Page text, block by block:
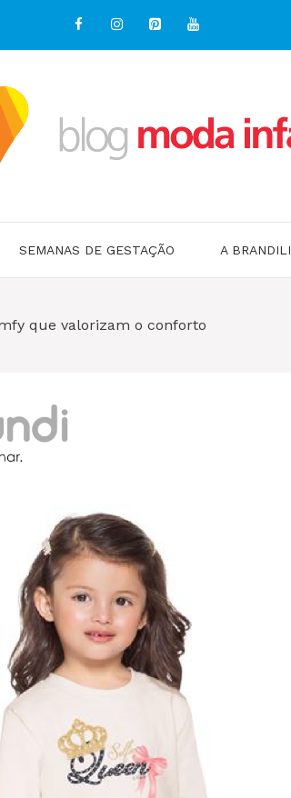
SEMANAS DE GESTAÇÃO A BRANDILI
que valorizam o conforto